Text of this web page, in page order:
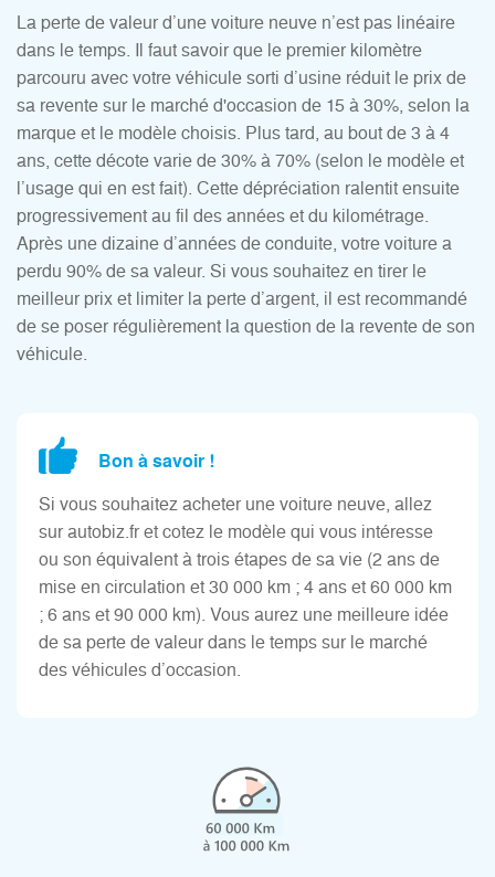
La perte de valeur d’une voiture neuve n’est pas linéaire
dans le temps. Il faut savoir que le premier kilomètre
parcouru avec votre véhicule sorti d’usine réduit le prix de
sa revente sur le marché d'occasion de 15 à 30%, selon la
marque et le modèle choisis. Plus tard, au bout de 3 à 4
ans, cette décote varie de 30% à 70% (selon le modèle et
l’usage qui en est fait). Cette dépréciation ralentit ensuite
progressivement au fil des années et du kilométrage.
Après une dizaine d’années de conduite, votre voiture a
perdu 90% de sa valeur. Si vous souhaitez en tirer le
meilleur prix et limiter la perte d’argent, il est recommandé
de se poser régulièrement la question de la revente de son
véhicule.
Bon à savoir !
Si vous souhaitez acheter une voiture neuve, allez
sur autobiz.fr et cotez le modèle qui vous intéresse
ou son équivalent à trois étapes de sa vie (2 ans de
mise en circulation et 30 000 km ; 4 ans et 60 000 km
; 6 ans et 90 000 km). Vous aurez une meilleure idée
de sa perte de valeur dans le temps sur le marché
des véhicules d’occasion.